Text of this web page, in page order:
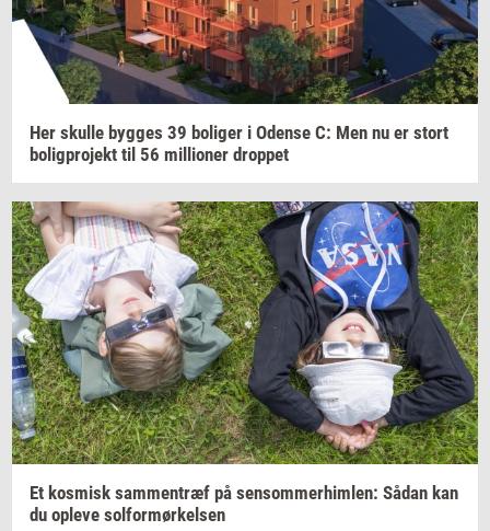
Her skul­le byg­ges 39 bo­li­ger i Oden­se C: Men nu er stort
bo­lig­pro­jekt til 56 mil­li­o­ner drop­pet
Et kos­misk sam­men­træf på sen­som­mer­him­len: Sådan kan
du op­le­ve sol­for­mør­kel­sen